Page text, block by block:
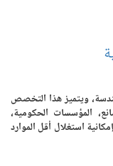
ويتميز هذا التخصص
المؤسسات الحكومية،
استغلال أقل الموارد